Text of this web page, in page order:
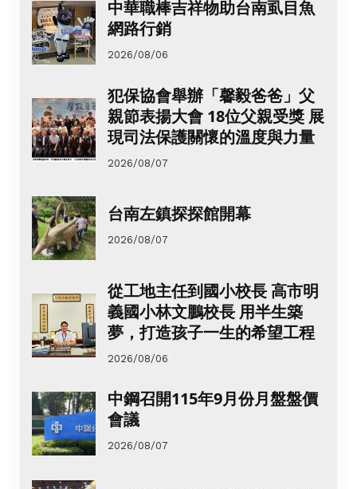
中華職棒吉祥物助台南虱目魚
網路行銷
2026/08/06
犯保協會舉辦「馨毅爸爸」父
親節表揚大會 18位父親受獎 展
現司法保護關懷的溫度與力量
2026/08/07
台南左鎮探探館開幕
2026/08/07
從工地主任到國小校長 高市明
義國小林文鵬校長 用半生築
夢，打造孩子一生的希望工程
2026/08/06
中鋼召開115年9月份月盤盤價
會議
2026/08/07